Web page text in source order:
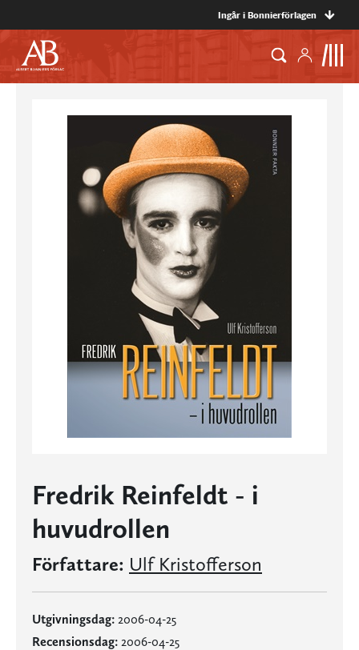
Ingår i Bonnierförlagen
Fredrik Reinfeldt - i
huvudrollen
Författare: Ulf Kristofferson
Utgivningsdag: 2006-04-25
Recensionsdag: 2006-04-25